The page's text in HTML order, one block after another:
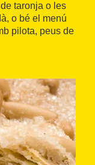
taronja o les
o bé el menú
pilota, peus de